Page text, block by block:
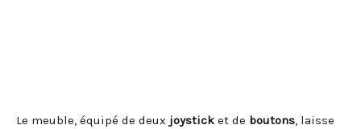
Le meuble, équipé de deux joystick et de boutons, laisse